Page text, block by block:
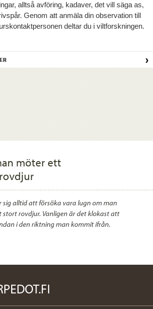
alltså avföring, kadaver, det vill säga as,
Genom att anmäla din observation till
deltar du i viltforskningen.
›
möter ett
sig alltid att försöka vara lugn om man
stort rovdjur. Vanligen är det klokast att
i den riktning man kommit ifrån.